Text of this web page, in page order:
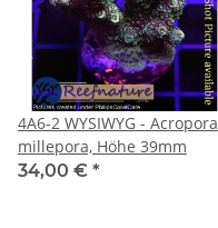
4A6-2 WYSIWYG - Acropora
millepora, Höhe 39mm
34,00 € *